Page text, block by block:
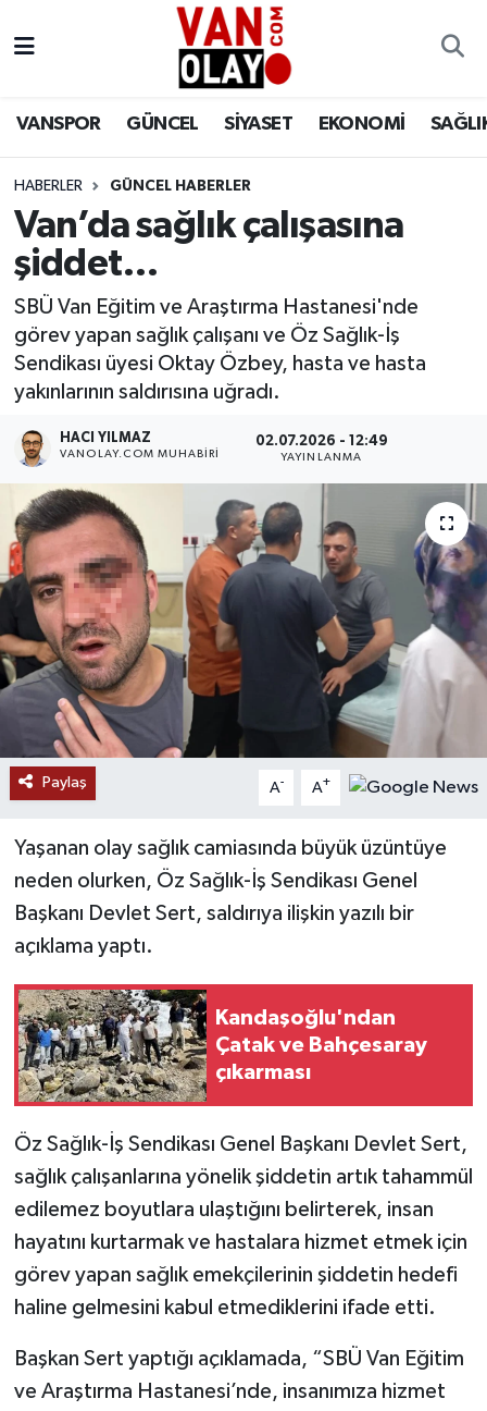
VANSPOR GÜNCEL SİYASET EKONOMİ
HABERLER GÜNCEL HABERLER
Van’da sağlık çalışasına
şiddet…
SBÜ Van Eğitim ve Araştırma Hastanesi'nde
görev yapan sağlık çalışanı ve Öz Sağlık-İş
Sendikası üyesi Oktay Özbey, hasta ve hasta
yakınlarının saldırısına uğradı.
HACI YILMAZ
VANOLAY.COM MUHABIRI
02.07.2026 - 12:49
YAYINLANMA
Paylaş A- A+
Yaşanan olay sağlık camiasında büyük üzüntüye
neden olurken, Öz Sağlık-İş Sendikası Genel
Başkanı Devlet Sert, saldırıya ilişkin yazılı bir
açıklama yaptı.
Kandaşoğlu'ndan
Çatak ve Bahçesaray
çıkarması
Öz Sağlık-İş Sendikası Genel Başkanı Devlet Sert,
sağlık çalışanlarına yönelik şiddetin artık tahammül
edilemez boyutlara ulaştığını belirterek, insan
hayatını kurtarmak ve hastalara hizmet etmek için
görev yapan sağlık emekçilerinin şiddetin hedefi
haline gelmesini kabul etmediklerini ifade etti.
Başkan Sert yaptığı açıklamada, “SBÜ Van Eğitim
ve Araştırma Hastanesi’nde, insanımıza hizmet
Siyaset
Ekonomi
Sağlık
Eğitim
RESMİ İLANLAR
Van Nöbetçi Eczaneler
Van Namaz Vakitleri
Van Trafik Yoğunluk Haritası
Süper Lig Puan Durumu ve Fikstür
Tüm Manşetler